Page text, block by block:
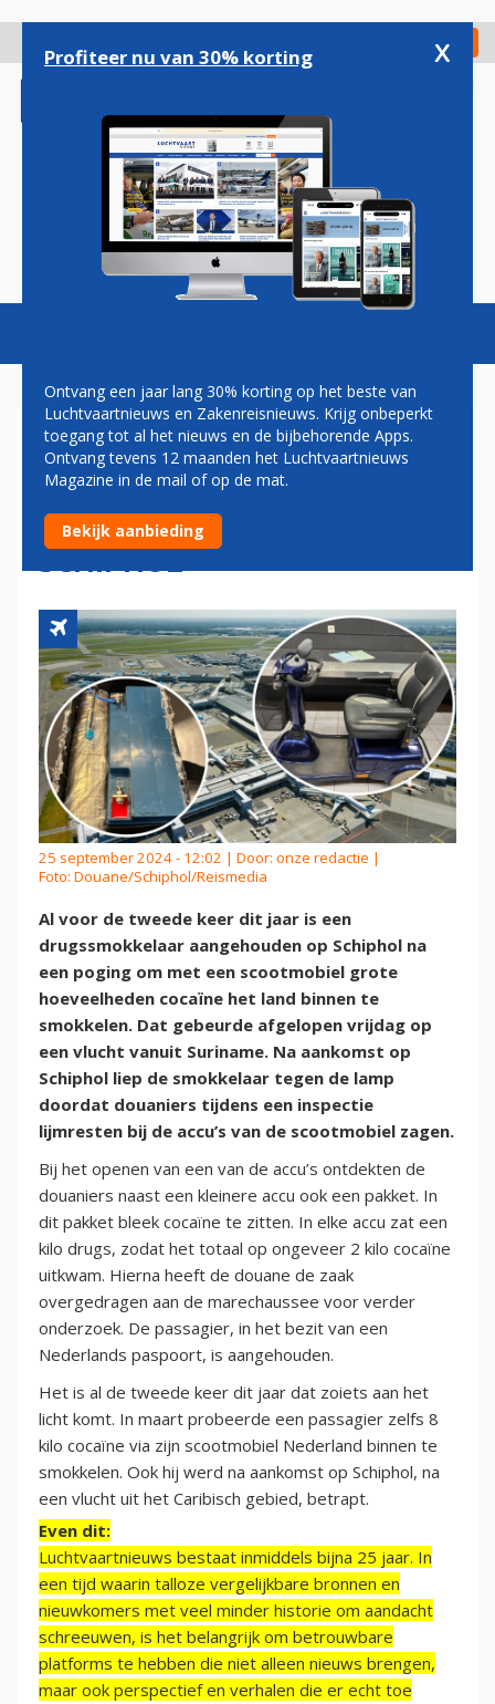
gaan
Check in
Magazine Podcasts Vacatures
WEER DRUGSSMOKKELAAR
MET SCOOTMOBIEL
AANGEHOUDEN OP
SCHIPHOL
25 september 2024 - 12:02 | Door: onze redactie |
Foto: Douane/Schiphol/Reismedia
Al voor de tweede keer dit jaar is een
drugssmokkelaar aangehouden op Schiphol na
een poging om met een scootmobiel grote
hoeveelheden cocaïne het land binnen te
smokkelen. Dat gebeurde afgelopen vrijdag op
een vlucht vanuit Suriname. Na aankomst op
Schiphol liep de smokkelaar tegen de lamp
doordat douaniers tijdens een inspectie
lijmresten bij de accu’s van de scootmobiel zagen.
Bij het openen van een van de accu’s ontdekten de
douaniers naast een kleinere accu ook een pakket. In
dit pakket bleek cocaïne te zitten. In elke accu zat een
kilo drugs, zodat het totaal op ongeveer 2 kilo cocaïne
uitkwam. Hierna heeft de douane de zaak
overgedragen aan de marechaussee voor verder
onderzoek. De passagier, in het bezit van een
Nederlands paspoort, is aangehouden.
Het is al de tweede keer dit jaar dat zoiets aan het
licht komt. In maart probeerde een passagier zelfs 8
kilo cocaïne via zijn scootmobiel Nederland binnen te
smokkelen. Ook hij werd na aankomst op Schiphol, na
een vlucht uit het Caribisch gebied, betrapt.
Even dit:
Luchtvaartnieuws bestaat inmiddels bijna 25 jaar. In
een tijd waarin talloze vergelijkbare bronnen en
nieuwkomers met veel minder historie om aandacht
schreeuwen, is het belangrijk om betrouwbare
platforms te hebben die niet alleen nieuws brengen,
maar ook perspectief en verhalen die er echt toe
Profiteer nu van 30% korting x
Ontvang een jaar lang 30% korting op het beste van
Luchtvaartnieuws en Zakenreisnieuws. Krijg onbeperkt
toegang tot al het nieuws en de bijbehorende Apps.
Ontvang tevens 12 maanden het Luchtvaartnieuws
Magazine in de mail of op de mat.
Bekijk aanbieding